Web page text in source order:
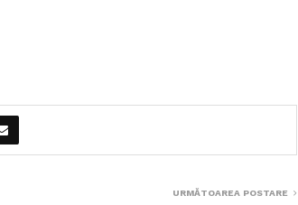
URMĂTOAREA POSTARE